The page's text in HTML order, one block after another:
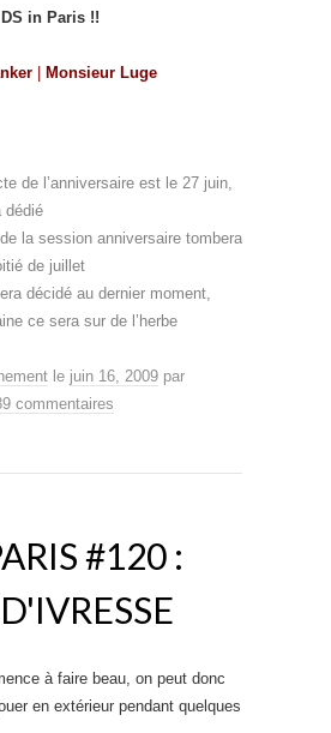
in Paris !!
Monsieur Luge
de l’anniversaire est le 27 juin,
dédié
la session anniversaire tombera
de juillet
décidé au dernier moment,
ce sera sur de l’herbe
le juin 16, 2009 par
commentaires
#120 :
à faire beau, on peut donc
en extérieur pendant quelques